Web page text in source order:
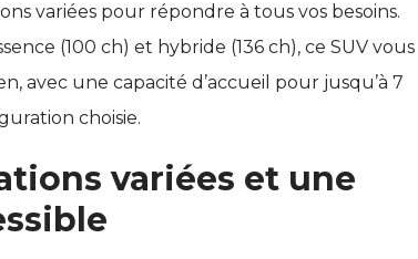
variées pour répondre à tous vos besoins.
(100 ch) et hybride (136 ch), ce SUV vous
avec une capacité d’accueil pour jusqu’à 7
choisie.
variées et une